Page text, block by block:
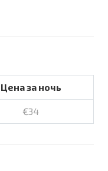
Цена за ночь
€34